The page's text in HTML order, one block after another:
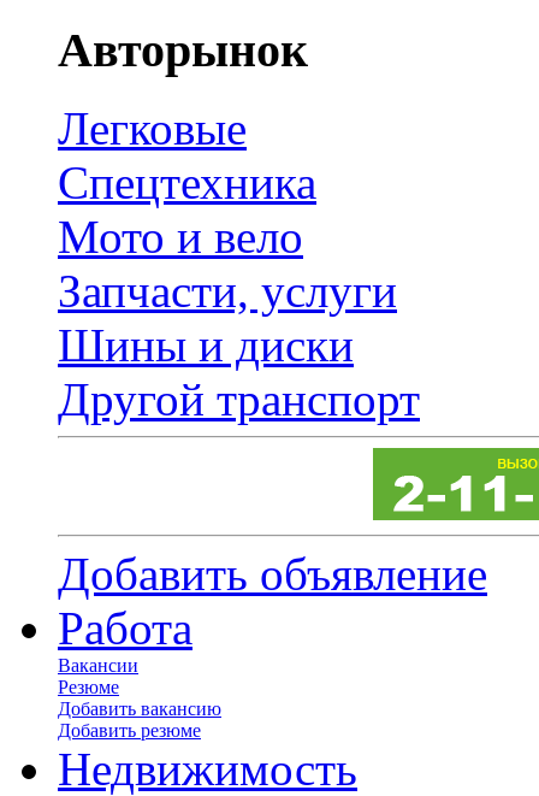
Авторынок
Легковые
Спецтехника
Мото и вело
Запчасти, услуги
Шины и диски
Другой транспорт
Добавить объявление
Работа
Вакансии
Резюме
Добавить вакансию
Добавить резюме
Недвижимость